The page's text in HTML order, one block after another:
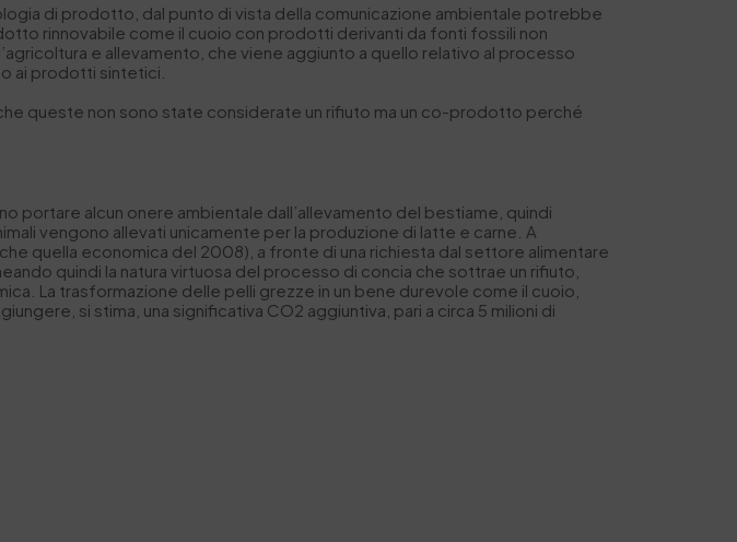
di prodotto, dal punto di vista della comunicazione ambientale potrebbe
rinnovabile come il cuoio con prodotti derivanti da fonti fossili non
e allevamento, che viene aggiunto a quello relativo al processo
ai prodotti sintetici.
queste non sono state considerate un rifiuto ma un co-prodotto perché
alcun onere ambientale dall’allevamento del bestiame, quindi
vengono allevati unicamente per la produzione di latte e carne. A
quella economica del 2008), a fronte di una richiesta dal settore alimentare
quindi la natura virtuosa del processo di concia che sottrae un rifiuto,
La trasformazione delle pelli grezze in un bene durevole come il cuoio,
si stima, una significativa CO2 aggiuntiva, pari a circa 5 milioni di